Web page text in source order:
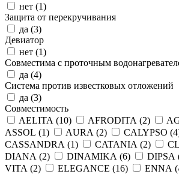
нет (1)
Защита от перекручивания
да (3)
Девиатор
нет (1)
Совместима с проточным
да (4)
Система против известковых отложений
да (3)
Совместимость
AELITA (10) AFRODITA (2)
ASSOL (1) AURA (2) CALYPSO (4
CASSANDRA (1) CATANIA (2)
DIANA (2) DINAMIKA (6) DIPSA
VITA (2) ELEGANCE (16) ENNA (